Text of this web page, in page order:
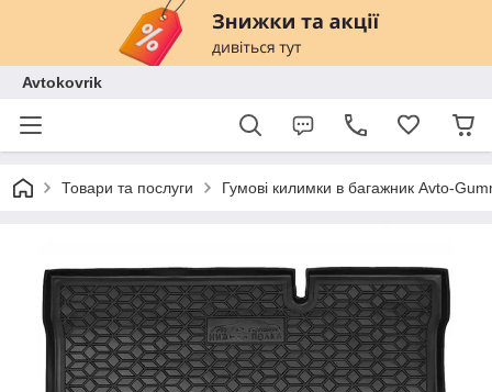
Avtokovrik
Товари та послуги Гумові килимки в багажник Avto-